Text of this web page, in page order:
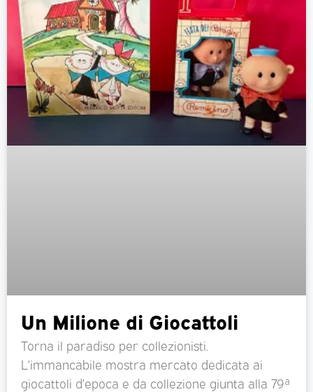
Un Milione di Giocattoli
Torna il paradiso per collezionisti.
L’immancabile mostra mercato dedicata ai
giocattoli d’epoca e da collezione giunta alla 79ª